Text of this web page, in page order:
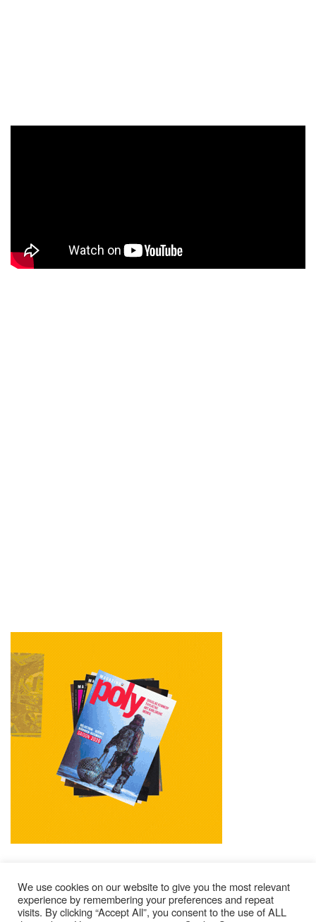
Mentions Légales Contacts Où Trouver Poly ?
We use cookies on our website to give you the most relevant
experience by remembering your preferences and repeat
visits. By clicking “Accept All”, you consent to the use of ALL